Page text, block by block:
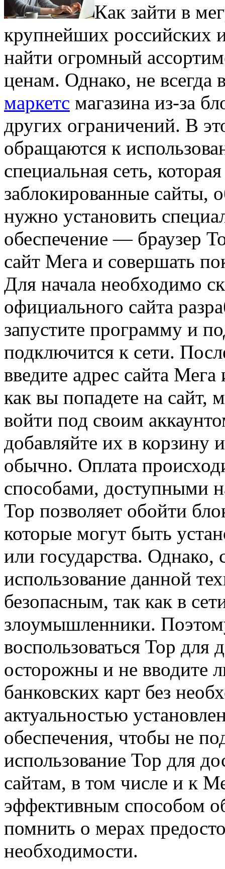
Кaк зaйти в
крупнейших российских
найти огромный
ценам. Однако, не всегда
маркетс магазина из-за
других ограничений. В
обращаются к
специальная сеть,
заблокированные сайты,
нужно установить
обеспечение — браузер
сайт Мега и совершать
Для начала необходимо
официального сайта
запустите программу и
подключится к сети.
введите адрес сайта
как вы попадете на сайт,
войти под своим
добавляйте их в корзину
обычно. Оплата
способами, доступными
Тор позволяет обойти
которые могут быть
или государства. Однако,
использование данной
безопасным, так как в
злоумышленники.
воспользоваться Тор для
осторожны и не вводите
банковских карт без
актуальностью
обеспечения, чтобы не
использование Тор для
сайтам, в том числе и к
эффективным способом
помнить о мерах
необходимости.